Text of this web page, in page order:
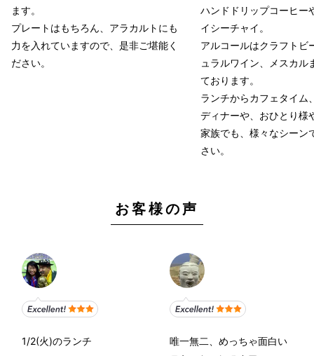
ます。
プレートはもちろん、アラカルトにも
力を入れていますので、是非ご堪能く
ださい。
ハンドドリップコーヒー
イシーチャイ。
アルコールはクラフトビ
ュラルワイン、メスカル
ております。
ランチからカフェタイム
ディナーや、おひとり様
家族でも、様々なシーン
さい。
お客様の声
1/2(火)のランチ
唯一無二、めっちゃ面白い